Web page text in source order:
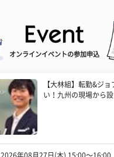
オンラインイベントの参加申込
【大林組】転勤&ジ
い！九州の現場から設
2026年08月27日(木) 15:00〜16:00